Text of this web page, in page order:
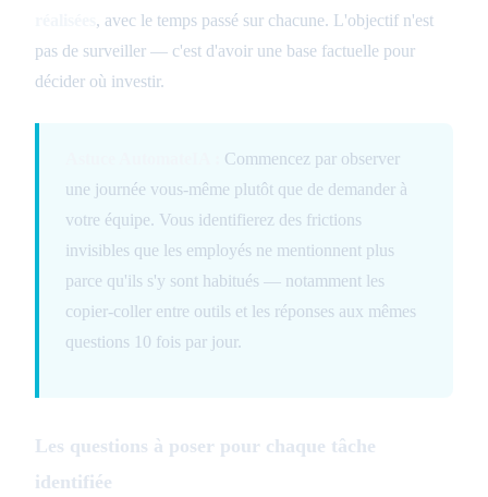
, avec le temps passé sur chacune. L'objectif n'est
pas de surveiller — c'est d'avoir une base factuelle pour
décider où investir.
Commencez par observer
une journée vous-même plutôt que de demander à
votre équipe. Vous identifierez des frictions
invisibles que les employés ne mentionnent plus
parce qu'ils s'y sont habitués — notamment les
copier-coller entre outils et les réponses aux mêmes
questions 10 fois par jour.
Les questions à poser pour chaque tâche
identifiée